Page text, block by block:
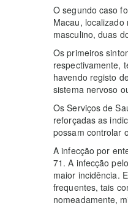
O segundo caso
Macau,
masculino, duas
Os primeiros
respectivamente,
havendo registo
sistema nervoso
Os Serviços de
reforçadas as
possam controlar
A infecção por
71. A infecção
maior incidência.
frequentes, tais
nomeadamente,